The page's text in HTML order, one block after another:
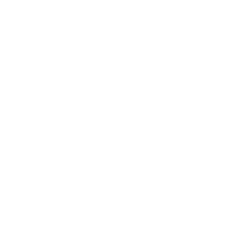
che
depressi
aiuto
della notte
ad un uso
del